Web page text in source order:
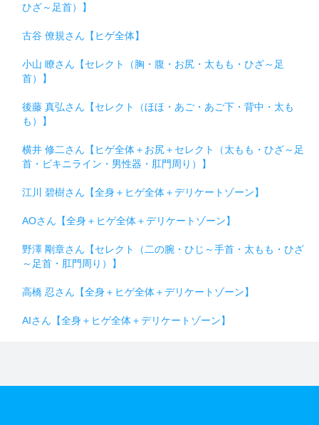
ひざ～足首）】
古谷 僚規さん【ヒゲ全体】
小山 瞭さん【セレクト（胸・腹・お尻・太もも・ひざ～足
首）】
後藤 真弘さん【セレクト（ほほ・あご・あご下・背中・太も
も）】
横井 修二さん【ヒゲ全体＋お尻＋セレクト（太もも・ひざ～足
首・ビキニライン・男性器・肛門周り）】
江川 碧樹さん【全身＋ヒゲ全体＋デリケートゾーン】
AOさん【全身＋ヒゲ全体＋デリケートゾーン】
野澤 剛章さん【セレクト（二の腕・ひじ～手首・太もも・ひざ
～足首・肛門周り）】
高橋 忍さん【全身＋ヒゲ全体＋デリケートゾーン】
AIさん【全身＋ヒゲ全体＋デリケートゾーン】